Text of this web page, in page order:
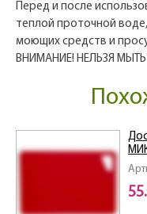
Перед и после
теплой проточной
моющих средств и
ВНИМАНИЕ! НЕЛЬЗЯ